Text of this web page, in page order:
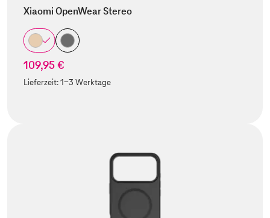
Xiaomi OpenWear Stereo
109,95 €
Lieferzeit:1-3 Werktage